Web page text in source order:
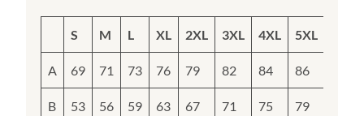
S M L XL 2XL 3XL 4XL 5XL
A 69 71 73 76 79 82 84 86
B 53 56 59 63 67 71 75 79